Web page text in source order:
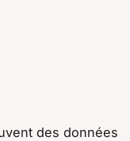
des données